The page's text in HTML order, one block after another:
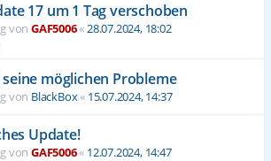
17 um 1 Tag verschoben
von GAF5006«28.07.2024, 18:02
möglichen Probleme
von BlackBox« 15.07.2024, 14:37
Update!
von GAF5006« 12.07.2024, 14:47